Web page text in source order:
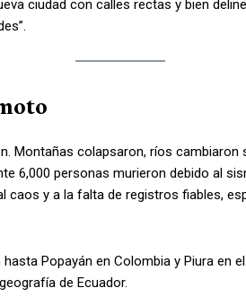
ciudad con calles rectas y bien
Montañas colapsaron, ríos
6,000 personas murieron debido al
caos y a la falta de registros fiables,
Popayán en Colombia y Piura en
de Ecuador.